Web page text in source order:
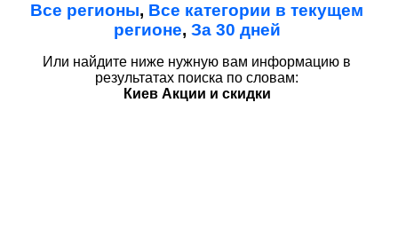
Все регионы, Все категории в текущем
регионе, За 30 дней
Или найдите ниже нужную вам информацию в
результатах поиска по словам:
Киев Акции и скидки